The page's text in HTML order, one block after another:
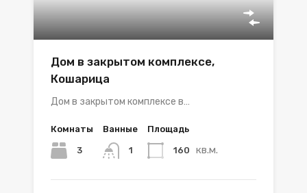
Дом в закрытом комплексе,
Кошарица
Дом в закрытом комплексе в…
Комнаты
3
Ванные
1
Площадь
160 кв.м.